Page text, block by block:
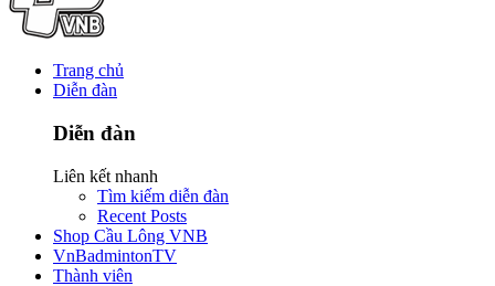
Trang chủ
Diễn đàn
Diễn đàn
Liên kết nhanh
Tìm kiếm diễn đàn
Recent Posts
Shop Cầu Lông VNB
VnBadmintonTV
Thành viên